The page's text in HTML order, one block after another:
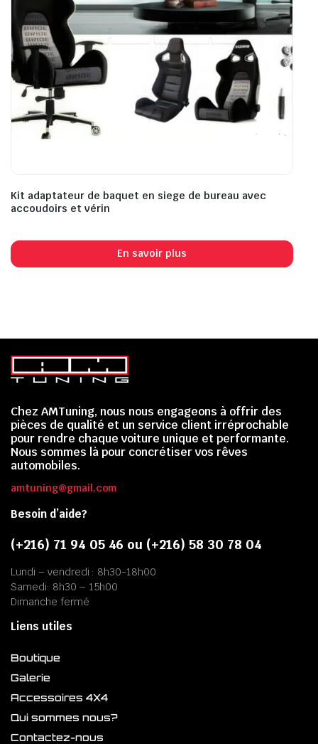
Kit adaptateur de baquet en siege de bureau avec
accoudoirs et vérin
En savoir plus
Chez AMTuning, nous nous engageons à offrir des
pièces de qualité et un service client irréprochable
pour rendre chaque voiture unique et performante.
Nous sommes là pour concrétiser vos rêves
automobiles.
amtuning@gmail.com
Besoin d’aide?
(+216) 71 94 05 46 ou (+216) 58 30 78 04
Lundi – vendredi : 8h30-18h00
Samedi: 8h30 – 15h00
Dimanche fermé
Liens utiles
Boutique
Galerie
Accessoires 4X4
Qui sommes nous?
Contactez-nous